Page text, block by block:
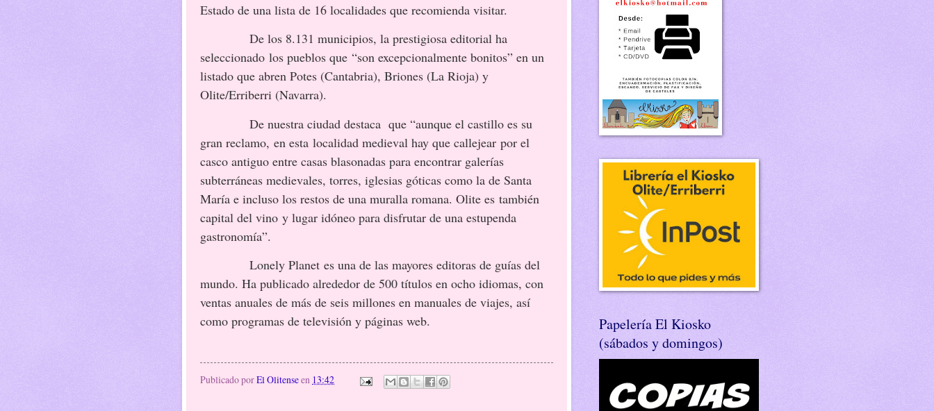
Estado de una lista de 16 localidades que recomienda visitar.
De los 8.131 municipios, la prestigiosa editorial ha
seleccionado los pueblos que “son excepcionalmente bonitos” en un
listado que abren Potes (Cantabria), Briones (La Rioja) y
Olite/Erriberri (Navarra).
De nuestra ciudad destaca que “aunque el castillo es su
gran reclamo, en esta localidad medieval hay que callejear por el
casco antiguo entre casas blasonadas para encontrar galerías
subterráneas medievales, torres, iglesias góticas como la de Santa
María e incluso los restos de una muralla romana. Olite es también
capital del vino y lugar idóneo para disfrutar de una estupenda
gastronomía”.
Lonely Planet es una de las mayores editoras de guías del
mundo. Ha publicado alrededor de 500 títulos en ocho idiomas, con
ventas anuales de más de seis millones en manuales de viajes, así
como programas de televisión y páginas web.
Publicado porEl Olitenseen 13:42
Papelería El Kiosko
(sábados y domingos)